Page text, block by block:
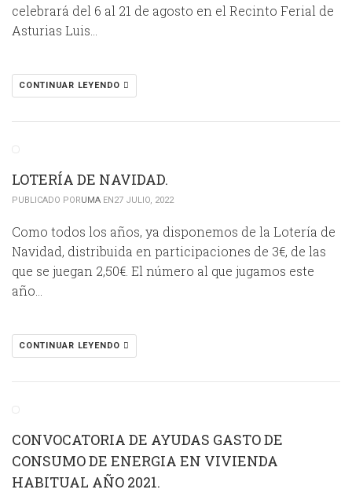
celebrará del 6 al 21 de agosto en el Recinto Ferial de
Asturias Luis…
CONTINUAR LEYENDO
LOTERÍA DE NAVIDAD.
PUBLICADO PORUMA EN27 JULIO, 2022
Como todos los años, ya disponemos de la Lotería de
Navidad, distribuida en participaciones de 3€, de las
que se juegan 2,50€. El número al que jugamos este
año…
CONTINUAR LEYENDO
CONVOCATORIA DE AYUDAS GASTO DE
CONSUMO DE ENERGIA EN VIVIENDA
HABITUAL AÑO 2021.